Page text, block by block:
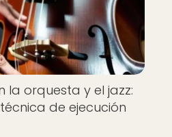
la orquesta y el jazz:
de ejecución